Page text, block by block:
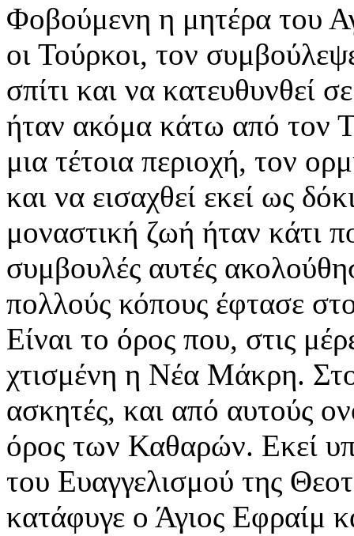
Φοβούμενη η μητέρα του
οι Τούρκοι, τον
σπίτι και να κατευθυνθεί
ήταν ακόμα κάτω από τον
μια τέτοια περιοχή, τον
και να εισαχθεί εκεί ως
μοναστική ζωή ήταν κάτι
συμβουλές αυτές
πολλούς κόπους έφτασε
Είναι το όρος που, στις
χτισμένη η Νέα Μάκρη. Στο
ασκητές, και από αυτούς
όρος των Καθαρών. Εκεί
του Ευαγγελισμού της
κατάφυγε ο Άγιος Εφραίμ